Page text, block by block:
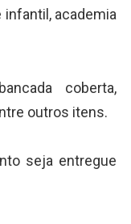
infantil, academia
coberta,
outros itens.
seja entregue